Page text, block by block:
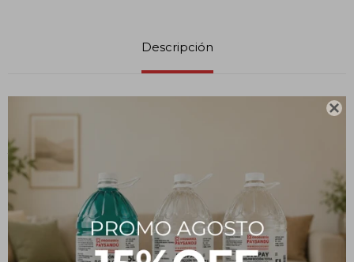

Descripción
fabricación de plásticos y otros productos industriales. La acetona
también puede usarse en cantidades limitadas en productos para
la casa, entre cosméticos y productos de cuidado personal,
donde su aplicación más frecuente sería en la formulación de
quitaesmalte para uñas.